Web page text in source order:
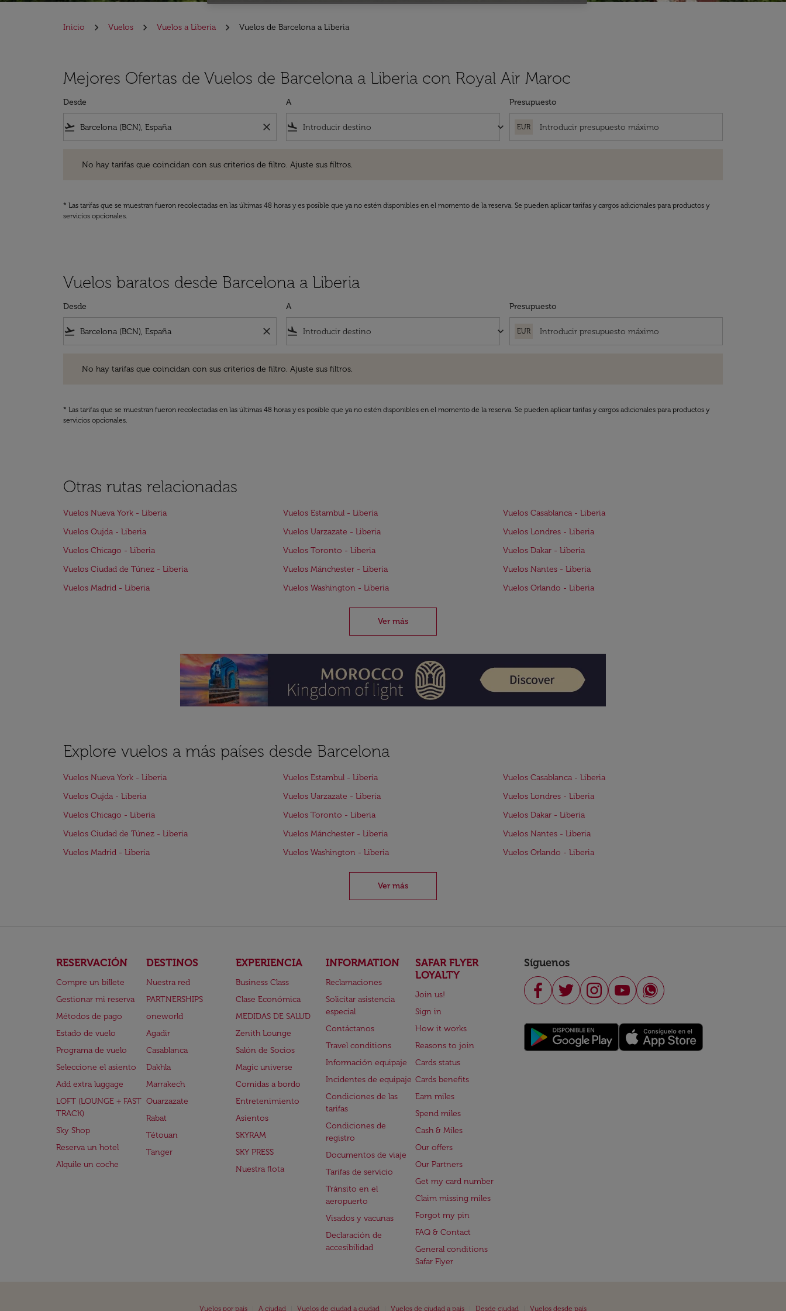
Inicio Vuelos Vuelos a Liberia Vuelos de Barcelona a Liberia
Mejores Ofertas de Vuelos de Barcelona a Liberia con Royal Air Maroc
Desde
flight_takeoff close
A
flight_land keyboard_arrow_down
Presupuesto
EUR
No hay tarifas que coincidan con sus criterios de filtro. Ajuste sus filtros.
* Las tarifas que se muestran fueron recolectadas en las últimas 48 horas y es posible que ya no estén disponibles en el momento de la reserva. Se pueden aplicar tarifas y cargos adicionales para productos y
servicios opcionales.
Vuelos baratos desde Barcelona a Liberia
Desde
flight_takeoff close
A
flight_land keyboard_arrow_down
Presupuesto
EUR
No hay tarifas que coincidan con sus criterios de filtro. Ajuste sus filtros.
* Las tarifas que se muestran fueron recolectadas en las últimas 48 horas y es posible que ya no estén disponibles en el momento de la reserva. Se pueden aplicar tarifas y cargos adicionales para productos y
servicios opcionales.
Otras rutas relacionadas
Vuelos Nueva York - Liberia Vuelos Estambul - Liberia
Vuelos Casablanca - Liberia
Vuelos Oujda - Liberia
Vuelos Uarzazate - Liberia
Vuelos Londres - Liberia
Vuelos Chicago - Liberia
Vuelos Toronto - Liberia
Vuelos Dakar - Liberia
Vuelos Ciudad de Túnez - Liberia
Vuelos Mánchester - Liberia
Vuelos Nantes - Liberia
Vuelos Madrid - Liberia
Vuelos Washington - Liberia Vuelos Orlando - Liberia
Ver más
Explore vuelos a más países desde Barcelona
Vuelos Nueva York - Liberia Vuelos Estambul - Liberia
Vuelos Casablanca - Liberia
Vuelos Oujda - Liberia
Vuelos Uarzazate - Liberia
Vuelos Londres - Liberia
Vuelos Chicago - Liberia
Vuelos Toronto - Liberia
Vuelos Dakar - Liberia
Vuelos Ciudad de Túnez - Liberia
Vuelos Mánchester - Liberia
Vuelos Nantes - Liberia
Vuelos Madrid - Liberia
Vuelos Washington - Liberia Vuelos Orlando - Liberia
Ver más
RESERVACIÓN
Compre un billete
Gestionar mi reserva
Métodos de pago
Estado de vuelo
Programa de vuelo
Seleccione el asiento
Add extra luggage
LOFT (LOUNGE + FAST
TRACK)
Sky Shop
Reserva un hotel
Alquile un coche
DESTINOS
Nuestra red
PARTNERSHIPS
oneworld
Agadir
Casablanca
Dakhla
Marrakech
Ouarzazate
Rabat
Tétouan
Tanger
EXPERIENCIA
Business Class
Clase Económica
MEDIDAS DE SALUD
Zenith Lounge
Salón de Socios
Magic universe
Comidas a bordo
Entretenimiento
Asientos
SKYRAM
SKY PRESS
Nuestra flota
INFORMATION
Reclamaciones
Solicitar asistencia
especial
Contáctanos
Travel conditions
Información equipaje
Incidentes de equipaje
Condiciones de las
tarifas
Condiciones de
registro
Documentos de viaje
Tarifas de servicio
Tránsito en el
aeropuerto
Visados y vacunas
Declaración de
accesibilidad
SAFAR FLYER
LOYALTY
Join us!
Sign in
How it works
Reasons to join
Cards status
Cards benefits
Earn miles
Spend miles
Cash & Miles
Our offers
Our Partners
Get my card number
Claim missing miles
Forgot my pin
FAQ & Contact
General conditions
Safar Flyer
Síguenos
Vuelos por país A ciudad Vuelos de ciudad a ciudad Vuelos de ciudad a país Desde ciudad Vuelos desde país